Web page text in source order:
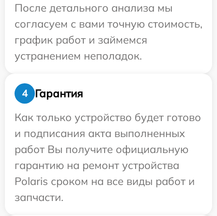
После детального анализа мы
согласуем с вами точную стоимость,
график работ и займемся
устранением неполадок.
4
Гарантия
Как только устройство будет готово
и подписания акта выполненных
работ Вы получите официальную
гарантию на ремонт устройства
Polaris сроком на все виды работ и
запчасти.